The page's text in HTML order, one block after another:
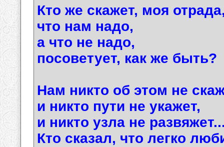
Кто же скажет, моя
что нам надо,
а что не надо,
посоветует, как же быть?
Нам никто об этом не
и никто пути не укажет,
и никто узла не
Кто сказал, что легко